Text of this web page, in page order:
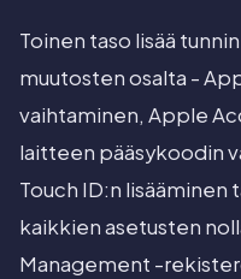
Toinen taso lisää
muutosten osalta -
vaihtaminen, Apple
laitteen pääsykoodin
Touch ID:n
kaikkien asetusten
Management -